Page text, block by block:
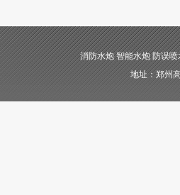
消防水炮 智能水炮 防误
地址：郑州